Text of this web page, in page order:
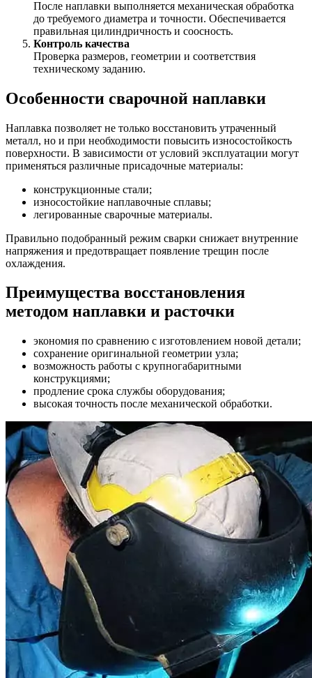
После наплавки выполняется механическая обработка
до требуемого диаметра и точности. Обеспечивается
правильная цилиндричность и соосность.
Контроль качества
Проверка размеров, геометрии и соответствия
техническому заданию.
Особенности сварочной наплавки
Наплавка позволяет не только восстановить утраченный
металл, но и при необходимости повысить износостойкость
поверхности. В зависимости от условий эксплуатации могут
применяться различные присадочные материалы:
конструкционные стали;
износостойкие наплавочные сплавы;
легированные сварочные материалы.
Правильно подобранный режим сварки снижает внутренние
напряжения и предотвращает появление трещин после
охлаждения.
Преимущества восстановления
методом наплавки и расточки
экономия по сравнению с изготовлением новой детали;
сохранение оригинальной геометрии узла;
возможность работы с крупногабаритными
конструкциями;
продление срока службы оборудования;
высокая точность после механической обработки.